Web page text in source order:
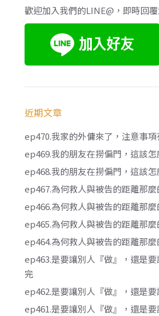
歡迎加入我們的LINE@，即時回
近期文章
ep470.我家的外傭來了，注意事
ep469.我的朋友在撈偏門，這該
ep468.我的朋友在撈偏門，這該
ep467.為何救人與被告的距離那
ep466.為何救人與被告的距離那
ep465.為何救人與被告的距離那
ep464.為何救人與被告的距離那
ep463.是要讓別人『做』，還是
完
ep462.是要讓別人『做』，還是
ep461.是要讓別人『做』，還是